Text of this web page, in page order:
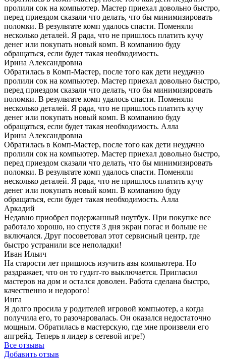
пролили сок на компьютер. Мастер приехал довольно быстро,
перед приездом сказали что делать, что бы минимизировать
поломки. В результате комп удалось спасти. Поменяли
несколько деталей. Я рада, что не пришлось платить кучу
денег или покупать новый комп. В компанию буду
обращаться, если будет такая необходимость.
Ирина Александровна
Обратилась в Комп-Мастер, после того как дети неудачно
пролили сок на компьютер. Мастер приехал довольно быстро,
перед приездом сказали что делать, что бы минимизировать
поломки. В результате комп удалось спасти. Поменяли
несколько деталей. Я рада, что не пришлось платить кучу
денег или покупать новый комп. В компанию буду
обращаться, если будет такая необходимость. Алла
Ирина Александровна
Обратилась в Комп-Мастер, после того как дети неудачно
пролили сок на компьютер. Мастер приехал довольно быстро,
перед приездом сказали что делать, что бы минимизировать
поломки. В результате комп удалось спасти. Поменяли
несколько деталей. Я рада, что не пришлось платить кучу
денег или покупать новый комп. В компанию буду
обращаться, если будет такая необходимость. Алла
Аркадий
Недавно приобрел подержанный ноутбук. При покупке все
работало хорошо, но спустя 3 дня экран погас и больше не
включался. Друг посоветовал этот сервисный центр, где
быстро устранили все неполадки!
Иван Ильич
На старости лет пришлось изучить азы компьютера. Но
раздражает, что он то гудит-то выключается. Пригласил
мастеров на дом и остался доволен. Работа сделана быстро,
качественно и недорого!
Инга
Я долго просила у родителей игровой компьютер, а когда
получила его, то разочаровалась. Он оказался недостаточно
мощным. Обратилась в мастерскую, где мне произвели его
апгрейд. Теперь я лидер в сетевой игре!)
Все отзывы
Добавить отзыв